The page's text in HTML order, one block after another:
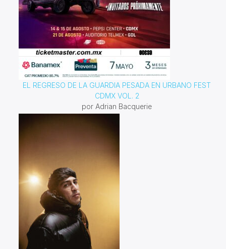
EL REGRESO DE LA GUARDIA PESADA EN URBANO FEST
CDMX VOL. 2
por Adrian Bacquerie